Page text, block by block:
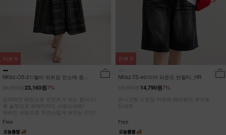
NK62-OS-21/벨비 뒤트임 민소매 원피
7%
23,160원
감각적인 패턴으로 포인트가 되는 원피스!
뒷 슬릿으로 뒤태마저도 사랑스러워!
넥라인 셔링으로 자연스럽게 퍼지는 라인!
Free
리뷰 0
NK62-TS-40/미야 라운드 반팔티_HR
7%
14,790원
유니크한 드로잉 아트와 레터링의 루즈핏
티셔츠
Free
리뷰 0